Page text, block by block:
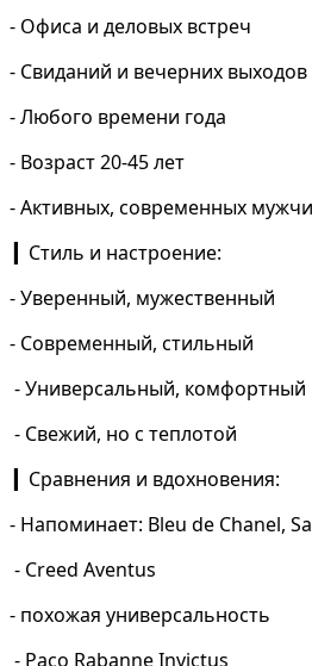
- Офиса и деловых встреч
- Свиданий и вечерних выходов
- Любого времени года
- Возраст 20-45 лет
- Активных, современных
Стиль и настроение:
- Уверенный, мужественный
- Современный, стильный
- Универсальный, комфортный
- Свежий, но с теплотой
Сравнения и вдохновения:
- Напоминает: Bleu de Chanel,
- Creed Aventus
- похожая универсальность
- Paco Rabanne Invictus